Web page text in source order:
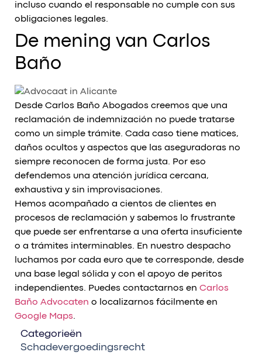
incluso cuando el responsable no cumple con sus
obligaciones legales.
De mening van Carlos
Baño
Desde Carlos Baño Abogados creemos que una
reclamación de indemnización no puede tratarse
como un simple trámite. Cada caso tiene matices,
daños ocultos y aspectos que las aseguradoras no
siempre reconocen de forma justa. Por eso
defendemos una atención jurídica cercana,
exhaustiva y sin improvisaciones.
Hemos acompañado a cientos de clientes en
procesos de reclamación y sabemos lo frustrante
que puede ser enfrentarse a una oferta insuficiente
o a trámites interminables. En nuestro despacho
luchamos por cada euro que te corresponde, desde
una base legal sólida y con el apoyo de peritos
independientes. Puedes contactarnos en Carlos
Baño Advocaten o localizarnos fácilmente en
Google Maps.
Categorieën
Schadevergoedingsrecht